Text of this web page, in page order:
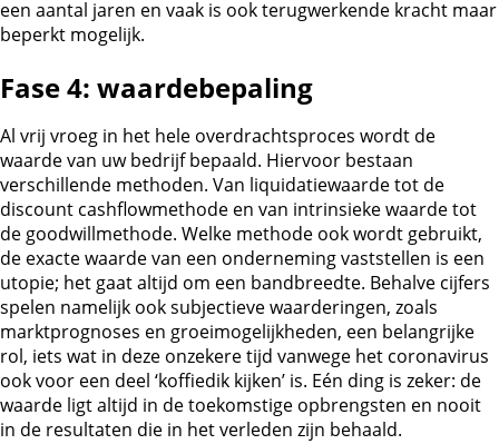
een aantal jaren en vaak is ook terugwerkende kracht maar
beperkt mogelijk.
Fase 4: waardebepaling
Al vrij vroeg in het hele overdrachtsproces wordt de
waarde van uw bedrijf bepaald. Hiervoor bestaan
verschillende methoden. Van liquidatiewaarde tot de
discount cashflowmethode en van intrinsieke waarde tot
de goodwillmethode. Welke methode ook wordt gebruikt,
de exacte waarde van een onderneming vaststellen is een
utopie; het gaat altijd om een bandbreedte. Behalve cijfers
spelen namelijk ook subjectieve waarderingen, zoals
marktprognoses en groeimogelijkheden, een belangrijke
rol, iets wat in deze onzekere tijd vanwege het coronavirus
ook voor een deel ‘koffiedik kijken’ is. Eén ding is zeker: de
waarde ligt altijd in de toekomstige opbrengsten en nooit
in de resultaten die in het verleden zijn behaald.